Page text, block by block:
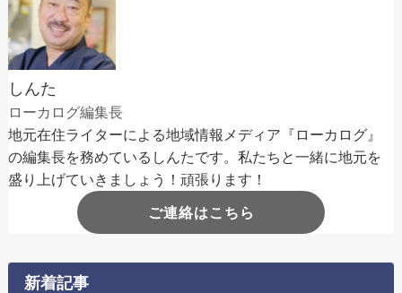
しんた
ローカログ編集長
地元在住ライターによる地域情報メディア『ローカログ』
の編集長を務めているしんたです。私たちと一緒に地元を
盛り上げていきましょう！頑張ります！
ご連絡はこちら
新着記事